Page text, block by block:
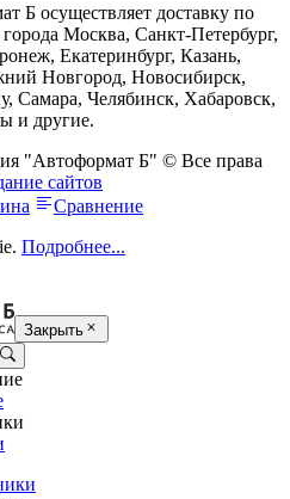
Б осуществляет доставку по
Москва, Санкт-Петербург,
Екатеринбург, Казань,
Новгород, Новосибирск,
Самара, Челябинск, Хабаровск,
и другие.
"Автоформат Б" © Все права
сайтов
Сравнение
Подробнее...
Закрыть